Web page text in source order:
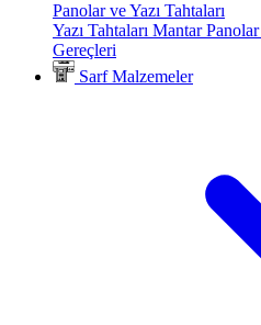
Panolar ve Yazı Tahtaları
Yazı Tahtaları Mantar Panolar
Gereçleri
Sarf Malzemeler